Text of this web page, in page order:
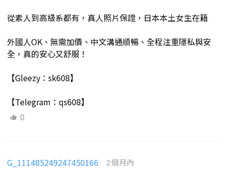
從素人到高級系都有，真人照片保證，日本本土女生在籍
外國人OK、無需加價、中文溝通順暢、全程注重隱私與安
全，真的安心又舒服！
【Gleezy：sk608】
【Telegram：qs608】
0
G_111485249247450166 2 個月內